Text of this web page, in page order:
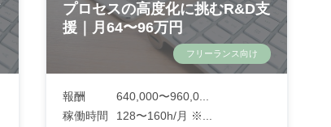
プロセスの高度化に挑むR&D支
援｜月64〜96万円
フリーランス向け
報酬
640,000〜960,0...
稼働時間
128〜160h/月 ※...